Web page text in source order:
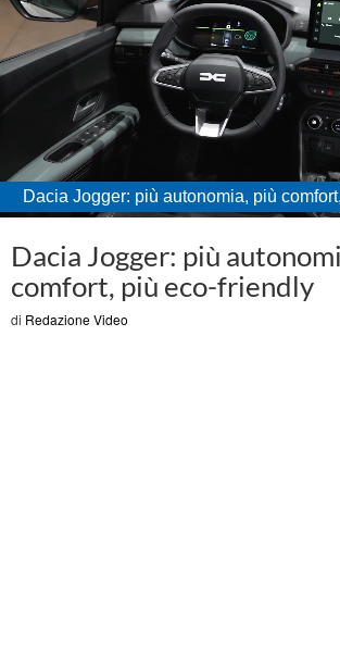
Dacia Jogger: più autonomia, più
Unmute Loaded:
Dacia Jogger: più
comfort, più eco-friendly
di Redazione Video